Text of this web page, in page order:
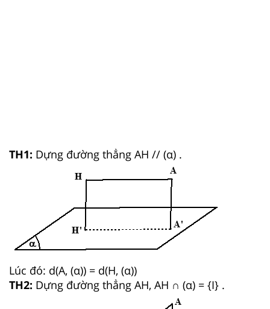
TH1: Dựng đường thẳng AH // (α) .
Lúc đó: d(A, (α)) = d(H, (α))
TH2: Dựng đường thẳng AH, AH ∩ (α) = {I} .